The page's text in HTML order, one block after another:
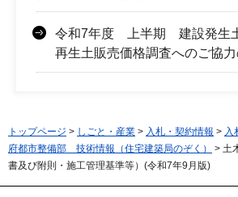
令和7年度 上半期 建設発生
再生土販売価格調査へのご協
トップページ > しごと・産業 > 入札・契約情報 > 入
府都市整備部 技術情報（住宅建築局のぞく）
> 土
書及び附則・施工管理基準等）(令和7年9月版)